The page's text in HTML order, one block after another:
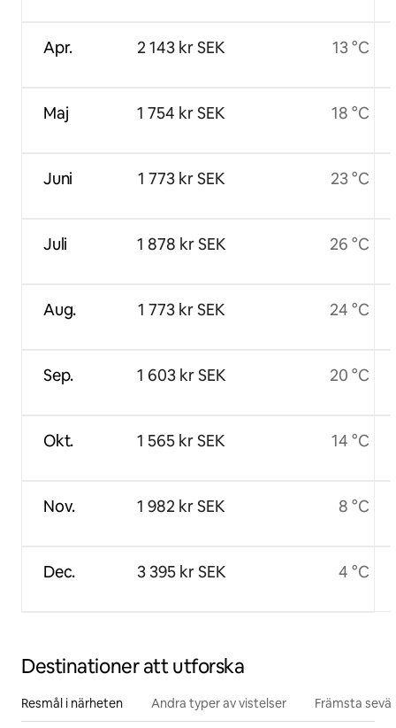
Apr.
Maj
Juni
Juli
Aug.
Sep.
Okt.
Nov.
Dec.
2 143 kr SEK
1 754 kr SEK
1 773 kr SEK
1 878 kr SEK
1 773 kr SEK
1 603 kr SEK
1 565 kr SEK
1 982 kr SEK
3 395 kr SEK
13 °C
18 °C
23 °C
26 °C
24 °C
20 °C
14 °C
8 °C
4 °C
Destinationer att utforska
Resmål i närheten Andra typer av vistelser Främsta